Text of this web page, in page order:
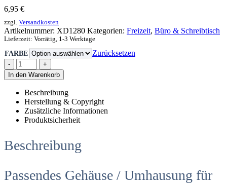
6,95 €
zzgl. Versandkosten
Artikelnummer: XD1280 Kategorien: Freizeit, Büro & Schreibtisch
Lieferzeit: Vorrätig, 1-3 Werktage
FARBE Zurücksetzen
-
+
In den Warenkorb
Beschreibung
Herstellung & Copyright
Zusätzliche Informationen
Produktsicherheit
Beschreibung
Passendes Gehäuse / Umhausung für